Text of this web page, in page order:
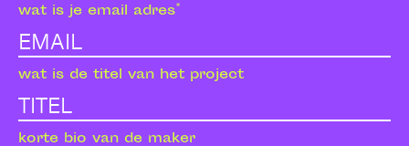
wat is je email adres*
wat is de titel van het project
korte bio van de maker